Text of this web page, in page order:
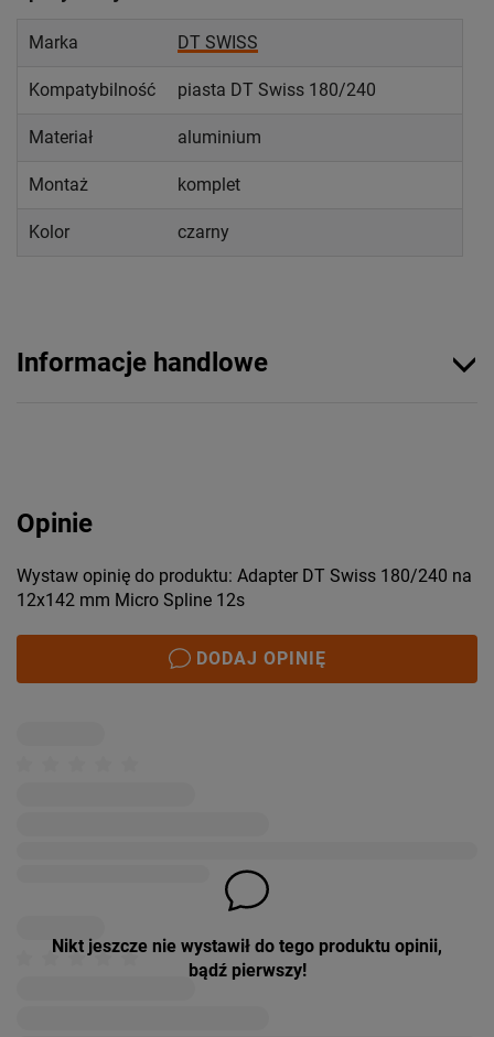
Marka DT SWISS
Kompatybilność piasta DT Swiss 180/240
Materiał aluminium
Montaż komplet
Kolor czarny
Informacje handlowe
Opinie
Wystaw opinię do produktu: Adapter DT Swiss 180/240 na
12x142 mm Micro Spline 12s
DODAJ OPINIĘ
Nikt jeszcze nie wystawił do tego produktu opinii,
bądź pierwszy!